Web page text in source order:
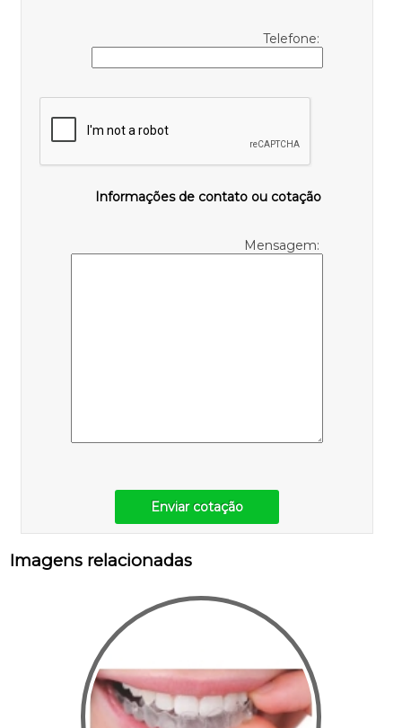
Telefone:
Informações de contato ou cotação
Mensagem:
Enviar cotação
Imagens relacionadas